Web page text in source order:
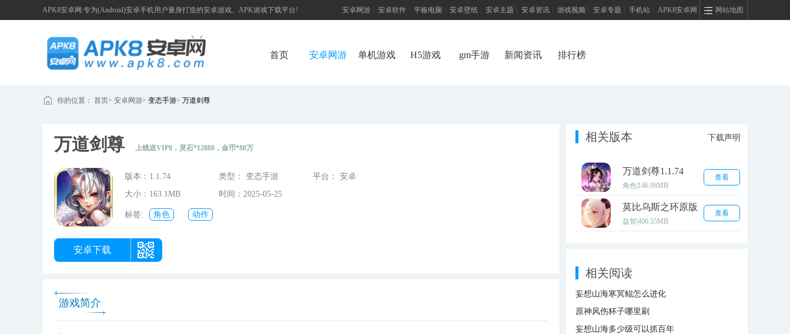
APK8安卓网:专为(Android)安卓手机用户量身打造的安卓游戏、APK游戏下载平台! 网站地图
安卓网游 安卓软件 平板电脑 安卓壁纸 安卓主题 安卓资讯 游戏视频 安卓专题 手机站 APK8安卓网
首页 安卓网游 单机游戏 H5游戏 gm手游 新闻资讯 排行榜
你的位置： 首页> 安卓网游> 变态手游> 万道剑尊
万道剑尊 上线送VIP8，灵石*12888，金币*88万
版本：1.1.74 类型： 变态手游
平台： 安卓
大小：163.1MB
时间：2025-05-25
标签: 角色 动作
安卓下载
游戏简介
相关版本 下载声明
万道剑尊1.1.74
角色 146.98MB
查看
莫比乌斯之环原版
益智400.55MB
查看
相关阅读
妄想山海寒冥鲲怎么进化
原神风伤杯子哪里刷
妄想山海多少级可以抓百年